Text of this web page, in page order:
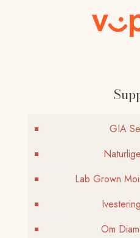
GIA
Lab Grown
Om